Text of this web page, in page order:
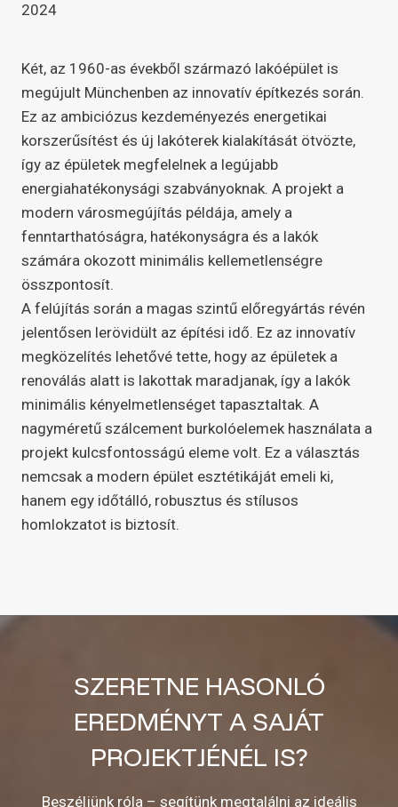
2024
Két, az 1960-as évekből származó lakóépület is
megújult Münchenben az innovatív építkezés során.
Ez az ambiciózus kezdeményezés energetikai
korszerűsítést és új lakóterek kialakítását ötvözte,
így az épületek megfelelnek a legújabb
energiahatékonysági szabványoknak. A projekt a
modern városmegújítás példája, amely a
fenntarthatóságra, hatékonyságra és a lakók
számára okozott minimális kellemetlenségre
összpontosít.
A felújítás során a magas szintű előregyártás révén
jelentősen lerövidült az építési idő. Ez az innovatív
megközelítés lehetővé tette, hogy az épületek a
renoválás alatt is lakottak maradjanak, így a lakók
minimális kényelmetlenséget tapasztaltak. A
nagyméretű szálcement burkolóelemek használata a
projekt kulcsfontosságú eleme volt. Ez a választás
nemcsak a modern épület esztétikáját emeli ki,
hanem egy időtálló, robusztus és stílusos
homlokzatot is biztosít.
SZERETNE HASONLÓ
EREDMÉNYT A SAJÁT
PROJEKTJÉNÉL IS?
Beszéljünk róla – segítünk megtalálni az ideális